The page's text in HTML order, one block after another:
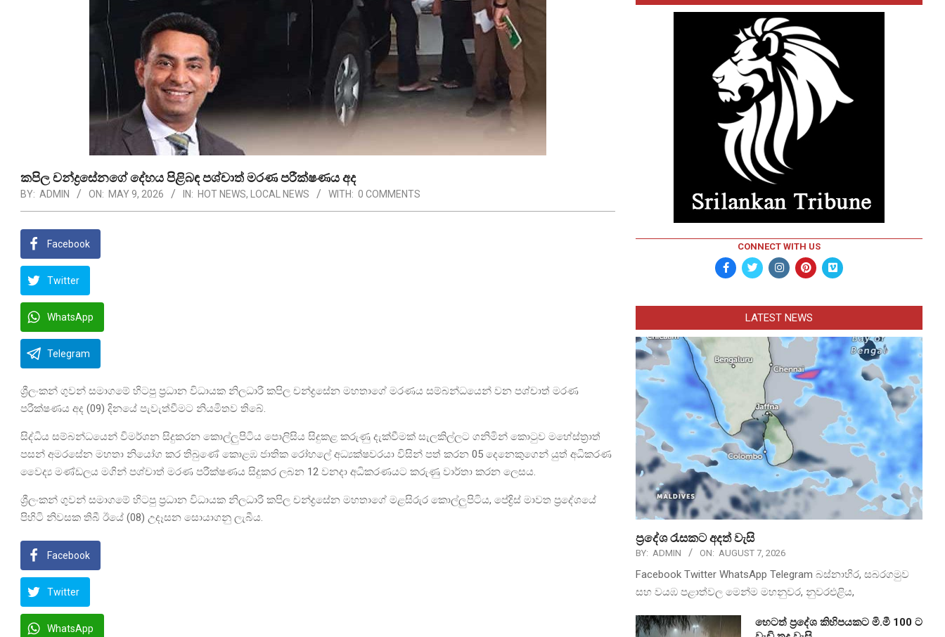
කපිල චන්ද්‍රසේනගේ දේහය පිළිබඳ පශ්චාත් මරණ පරීක්ෂණය අද
BY: ADMIN ON: MAY 9, 2026 IN: HOT NEWS, LOCAL NEWS WITH: 0 COMMENTS
Facebook
Twitter
WhatsApp
Telegram
ශ්‍රීලංකන් ගුවන් සමාගමේ හිටපු ප්‍රධාන විධායක නිලධාරී කපිල චන්ද්‍රසේන මහතාගේ මරණය සම්බන්ධයෙන් වන පශ්චාත් මරණ
පරීක්ෂණය අද (09) දිනයේ පැවැත්වීමට නියමිතව තිබේ.
සිද්ධිය සම්බන්ධයෙන් විමර්ශන සිදුකරන කොල්ලුපිටිය පොලිසිය සිදුකළ කරුණු දැක්වීමක් සැලකිල්ලට ගනිමින් කොටුව මහේස්ත්‍රාත්
පසන් අමරසේන මහතා නියෝග කර තිබුණේ කොළඹ ජාතික රෝහලේ අධ්‍යක්ෂවරයා විසින් පත් කරන 05 දෙනෙකුගෙන් යුත් අධිකරණ
වෛද්‍ය මණ්ඩලය මගින් පශ්චාත් මරණ පරීක්ෂණය සිදුකර ලබන 12 වනදා අධිකරණයට කරුණු වාර්තා කරන ලෙසය.
ශ්‍රීලංකන් ගුවන් සමාගමේ හිටපු ප්‍රධාන විධායක නිලධාරී කපිල චන්ද්‍රසේන මහතාගේ මළසිරුර කොල්ලුපිටිය, පේද්‍රිස් මාවත ප්‍රදේශයේ
පිහිටි නිවසක තිබී ඊයේ (08) උදෑසන සොයාගනු ලැබීය.
Facebook
Twitter
WhatsApp
CONNECT WITH US
LATEST NEWS
ප්‍රදේශ රැසකට අදත් වැසි
BY: ADMIN ON: AUGUST 7, 2026
Facebook Twitter WhatsApp Telegram බස්නාහිර, සබරගමුව
සහ වයඹ පළාත්වල මෙන්ම මහනුවර, නුවරඑළිය,
හෙටත් ප්‍රදේශ කිහිපයකට මි.මී 100 ට